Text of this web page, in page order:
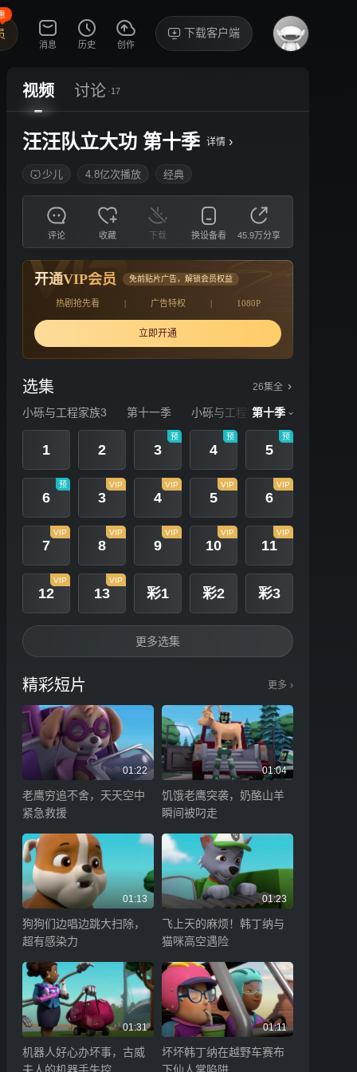
消息 历史 创作
下载客户端
视频 讨论 ·17
汪汪队立大功 第十季 详情 ›
少儿 4.8亿次播放 经典
评论 收藏 下载 换设备看 45.9万分享
开通VIP会员 免前贴片广告，解锁会员权益
热剧抢先看 | 广告特权 | 1080P
立即开通
选集 26集全
小砾与工程家族3 第十一季 小砾与工程家族2
第十季
1 2 3
预
4
预
5
预
6
预
3
VIP
4
VIP
5
VIP
6
VIP
7
VIP
8
VIP
9
VIP
10
VIP
11
VIP
12
VIP
13
VIP
彩1 彩2 彩3
更多选集
精彩短片 更多 ›
01:22
老鹰穷追不舍，天天空中
紧急救援
01:04
饥饿老鹰突袭，奶酪山羊
瞬间被叼走
01:13
狗狗们边唱边跳大扫除，
超有感染力
01:23
飞上天的麻烦！韩丁纳与
猫咪高空遇险
01:31
机器人好心办坏事，古威
01:11
坏坏韩丁纳在越野车赛布